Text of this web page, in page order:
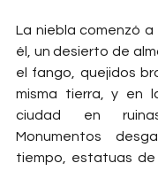
La niebla comenzó a
él, un desierto de
el fango, quejidos
misma tierra, y en
ciudad en
Monumentos
tiempo, estatuas de